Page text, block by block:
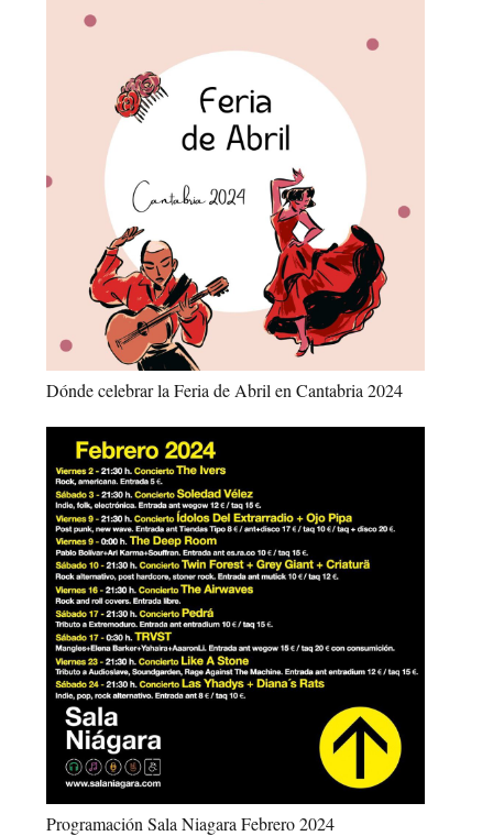
Dónde celebrar la Feria de Abril en Cantabria 2024
Programación Sala Niagara Febrero 2024